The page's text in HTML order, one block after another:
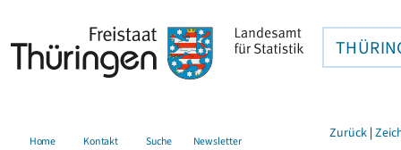
Home Kontakt Suche Newsletter Zurück |